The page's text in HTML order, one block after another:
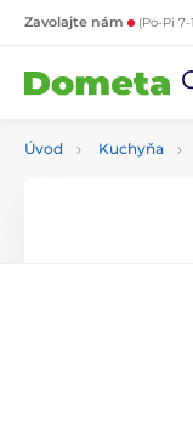
Zavolajte nám (Po-Pi 7-
Úvod Kuchyňa